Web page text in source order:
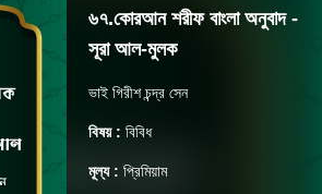
৬৭.কোরআন শরীফ বাংলা অনুবাদ -
সূরা আল-মুলক
ভাই গিরীশ চন্দ্র সেন
বিষয় : বিবিধ
মূল্য : প্রিমিয়াম